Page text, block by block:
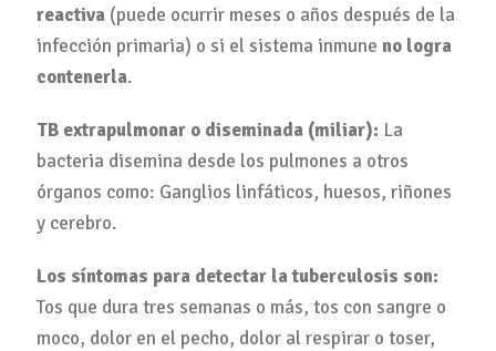
reactiva (puede ocurrir meses o años después de la
infección primaria) o si el sistema inmune no logra
contenerla.
TB extrapulmonar o diseminada (miliar): La
bacteria disemina desde los pulmones a otros
órganos como: Ganglios linfáticos, huesos, riñones
y cerebro.
Los síntomas para detectar la tuberculosis son:
Tos que dura tres semanas o más, tos con sangre o
moco, dolor en el pecho, dolor al respirar o toser,